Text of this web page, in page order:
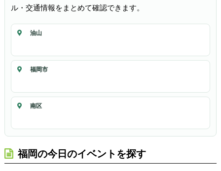
ル・交通情報をまとめて確認できます。
油山
福岡市
南区
福岡の今日のイベントを探す